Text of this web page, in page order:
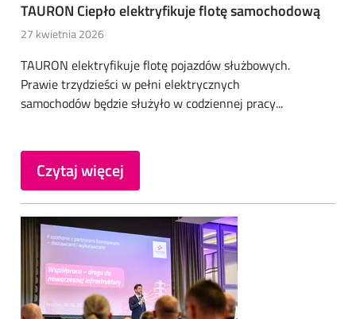
TAURON Ciepło elektryfikuje flotę samochodową
27 kwietnia 2026
TAURON elektryfikuje flotę pojazdów służbowych.
Prawie trzydzieści w pełni elektrycznych
samochodów będzie służyło w codziennej pracy...
Czytaj więcej